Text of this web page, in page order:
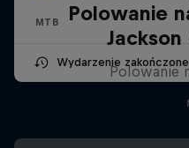
MTB
Wydarzenie zakończone
Polowanie
Polowanie